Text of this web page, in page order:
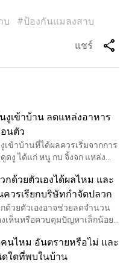
บ #ป้องกันแมลงสาบ
แชร์ share
งูเข้าบ้าน ลดแหล่งอาหาร
นตัว
เข้าบ้านที่ได้ผลควรเริ่มจากการ
ดงู ได้แก่ หนู กบ จิ้งจก แหล่งน้ำ
งูเพียงอย่างเดียว
กด้วยตัวเองได้ผลไหม และ
วรเรียกบริษัทกำจัดปลวก
ด้วยตัวเองอาจช่วยลดจำนวน
เห็นหรือควบคุมปัญหาเล็กน้อย
ทางทั้งหมดได้ เพราะปลวกส่วน
ยู่ใ
นไหม อันตรายหรือไม่ และ
ใดที่พบในบ้าน